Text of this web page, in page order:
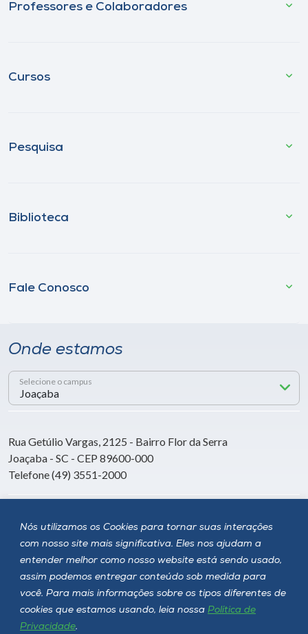
Nós utilizamos os Cookies para tornar suas interações
com nosso site mais significativa. Eles nos ajudam a
entender melhor como nosso website está sendo usado,
assim podemos entregar conteúdo sob medida para
você. Para mais informações sobre os tipos diferentes de
cookies que estamos usando, leia nossa Política de
Privacidade.
Professores e Colaboradores
Cursos
Pesquisa
Biblioteca
Fale Conosco
Onde estamos
Selecione o campus
Rua Getúlio Vargas, 2125 - Bairro Flor da Serra
Joaçaba - SC - CEP 89600-000
Telefone (49) 3551-2000
Siga a Unoesc